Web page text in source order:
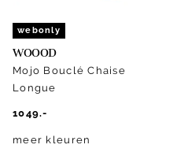
webonly
WOOOD
Mojo Bouclé Chaise
Longue
1049.-
meer kleuren